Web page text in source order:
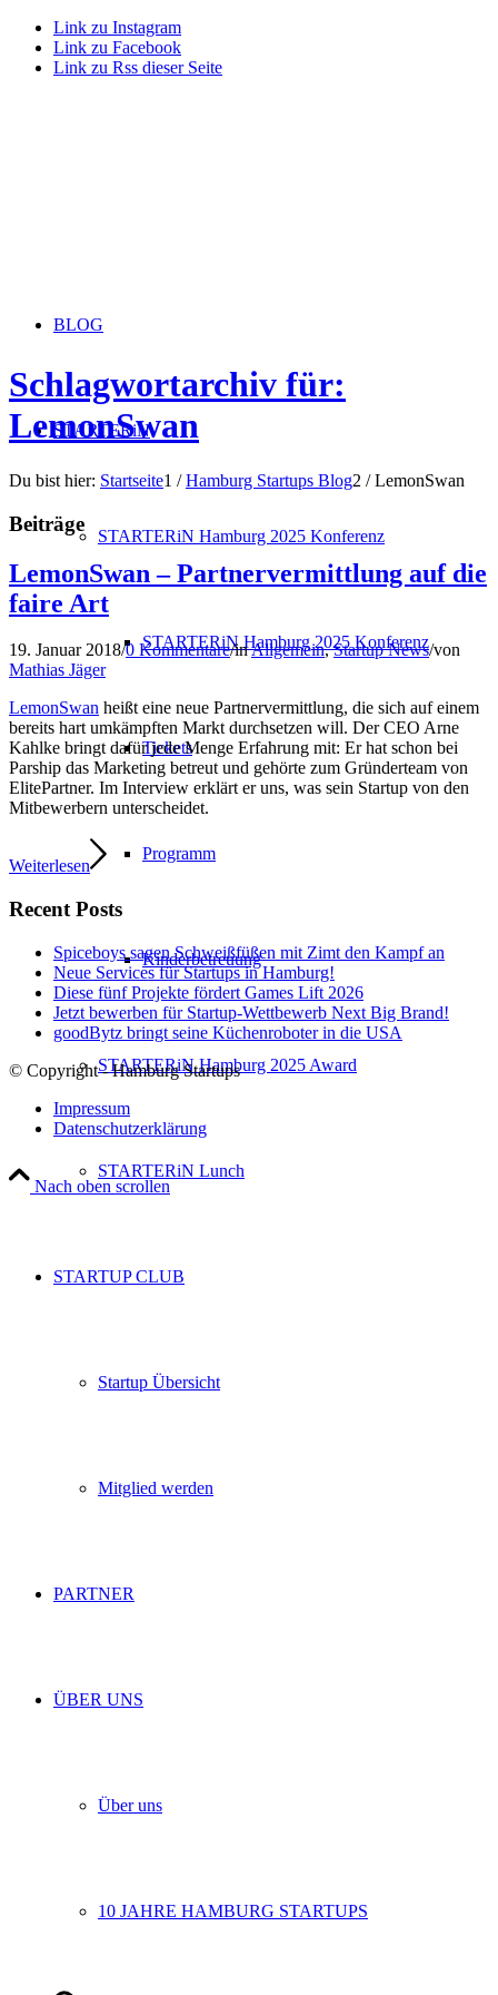
Link zu Instagram
Link zu Facebook
Link zu Rss dieser Seite
BLOG
STARTERiN
STARTERiN Hamburg 2025 Konferenz
STARTERiN Hamburg 2025 Konferenz
Tickets
Programm
Kinderbetreuung
STARTERiN Hamburg 2025 Award
STARTERiN Lunch
STARTUP CLUB
Startup Übersicht
Mitglied werden
PARTNER
ÜBER UNS
Über uns
10 JAHRE HAMBURG STARTUPS
Schlagwortarchiv für:
LemonSwan
Du bist hier: Startseite1 / Hamburg Startups Blog2 / LemonSwan
Beiträge
LemonSwan – Partnervermittlung auf die
faire Art
19. Januar 2018/0 Kommentare/inAllgemein,Startup News/von
Mathias Jäger
LemonSwan heißt eine neue Partnervermittlung, die sich auf einem
bereits hart umkämpften Markt durchsetzen will. Der CEO Arne
Kahlke bringt dafür jede Menge Erfahrung mit: Er hat schon bei
Parship das Marketing betreut und gehörte zum Gründerteam von
ElitePartner. Im Interview erklärt er uns, was sein Startup von den
Mitbewerbern unterscheidet.
Weiterlesen
Recent Posts
Spiceboys sagen Schweißfüßen mit Zimt den Kampf an
Neue Services für Startups in Hamburg!
Diese fünf Projekte fördert Games Lift 2026
Jetzt bewerben für Startup-Wettbewerb Next Big Brand!
goodBytz bringt seine Küchenroboter in die USA
© Copyright - Hamburg Startups
Impressum
Datenschutzerklärung
Nach oben scrollen